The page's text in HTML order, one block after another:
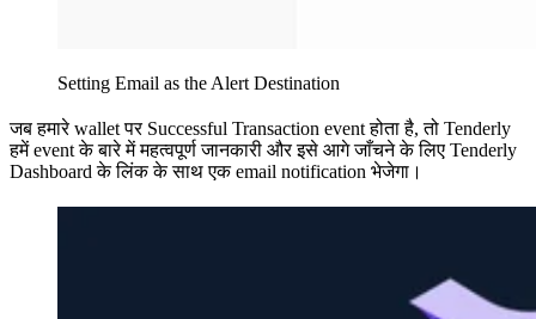
Setting Email as the Alert Destination
जब हमारे wallet पर Successful Transaction event होता है, तो Tenderly
हमें event के बारे में महत्वपूर्ण जानकारी और इसे आगे जाँचने के लिए Tenderly
Dashboard के लिंक के साथ एक email notification भेजेगा।